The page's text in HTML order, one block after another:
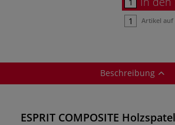
Artikel auf
Beschreibung
ESPRIT COMPOSITE